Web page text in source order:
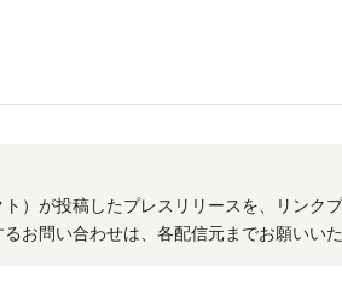
）が投稿したプレスリリースを、リンク
お問い合わせは、各配信元までお願いいた